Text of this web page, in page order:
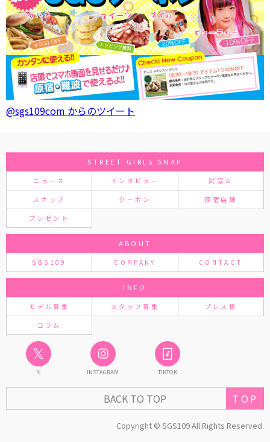
@sgs109com からのツイート
STREET GIRLS SNAP
ニュース インタビュー 試写会
スナップ クーポン 原宿店舗
プレゼント
ABOUT
SGS109 COMPANY CONTACT
INFO
モデル募集 スタッフ募集 プレス様
コラム
𝕏
𝕏 INSTAGRAM TIKTOK
BACK TO TOP
Copyright © SGS109 All Rights Reserved.
TOP